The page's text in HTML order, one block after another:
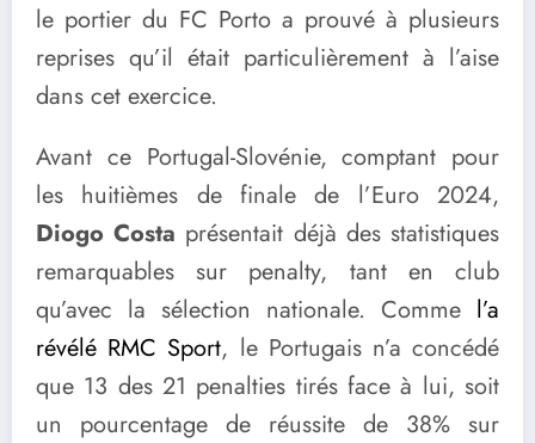
le portier du FC Porto a prouvé à plusieurs
reprises qu’il était particulièrement à l’aise
dans cet exercice.
Avant ce Portugal-Slovénie, comptant pour
les huitièmes de finale de l’Euro 2024,
Diogo Costa présentait déjà des statistiques
remarquables sur penalty, tant en club
qu’avec la sélection nationale. Comme l’a
révélé RMC Sport, le Portugais n’a concédé
que 13 des 21 penalties tirés face à lui, soit
un pourcentage de réussite de 38% sur